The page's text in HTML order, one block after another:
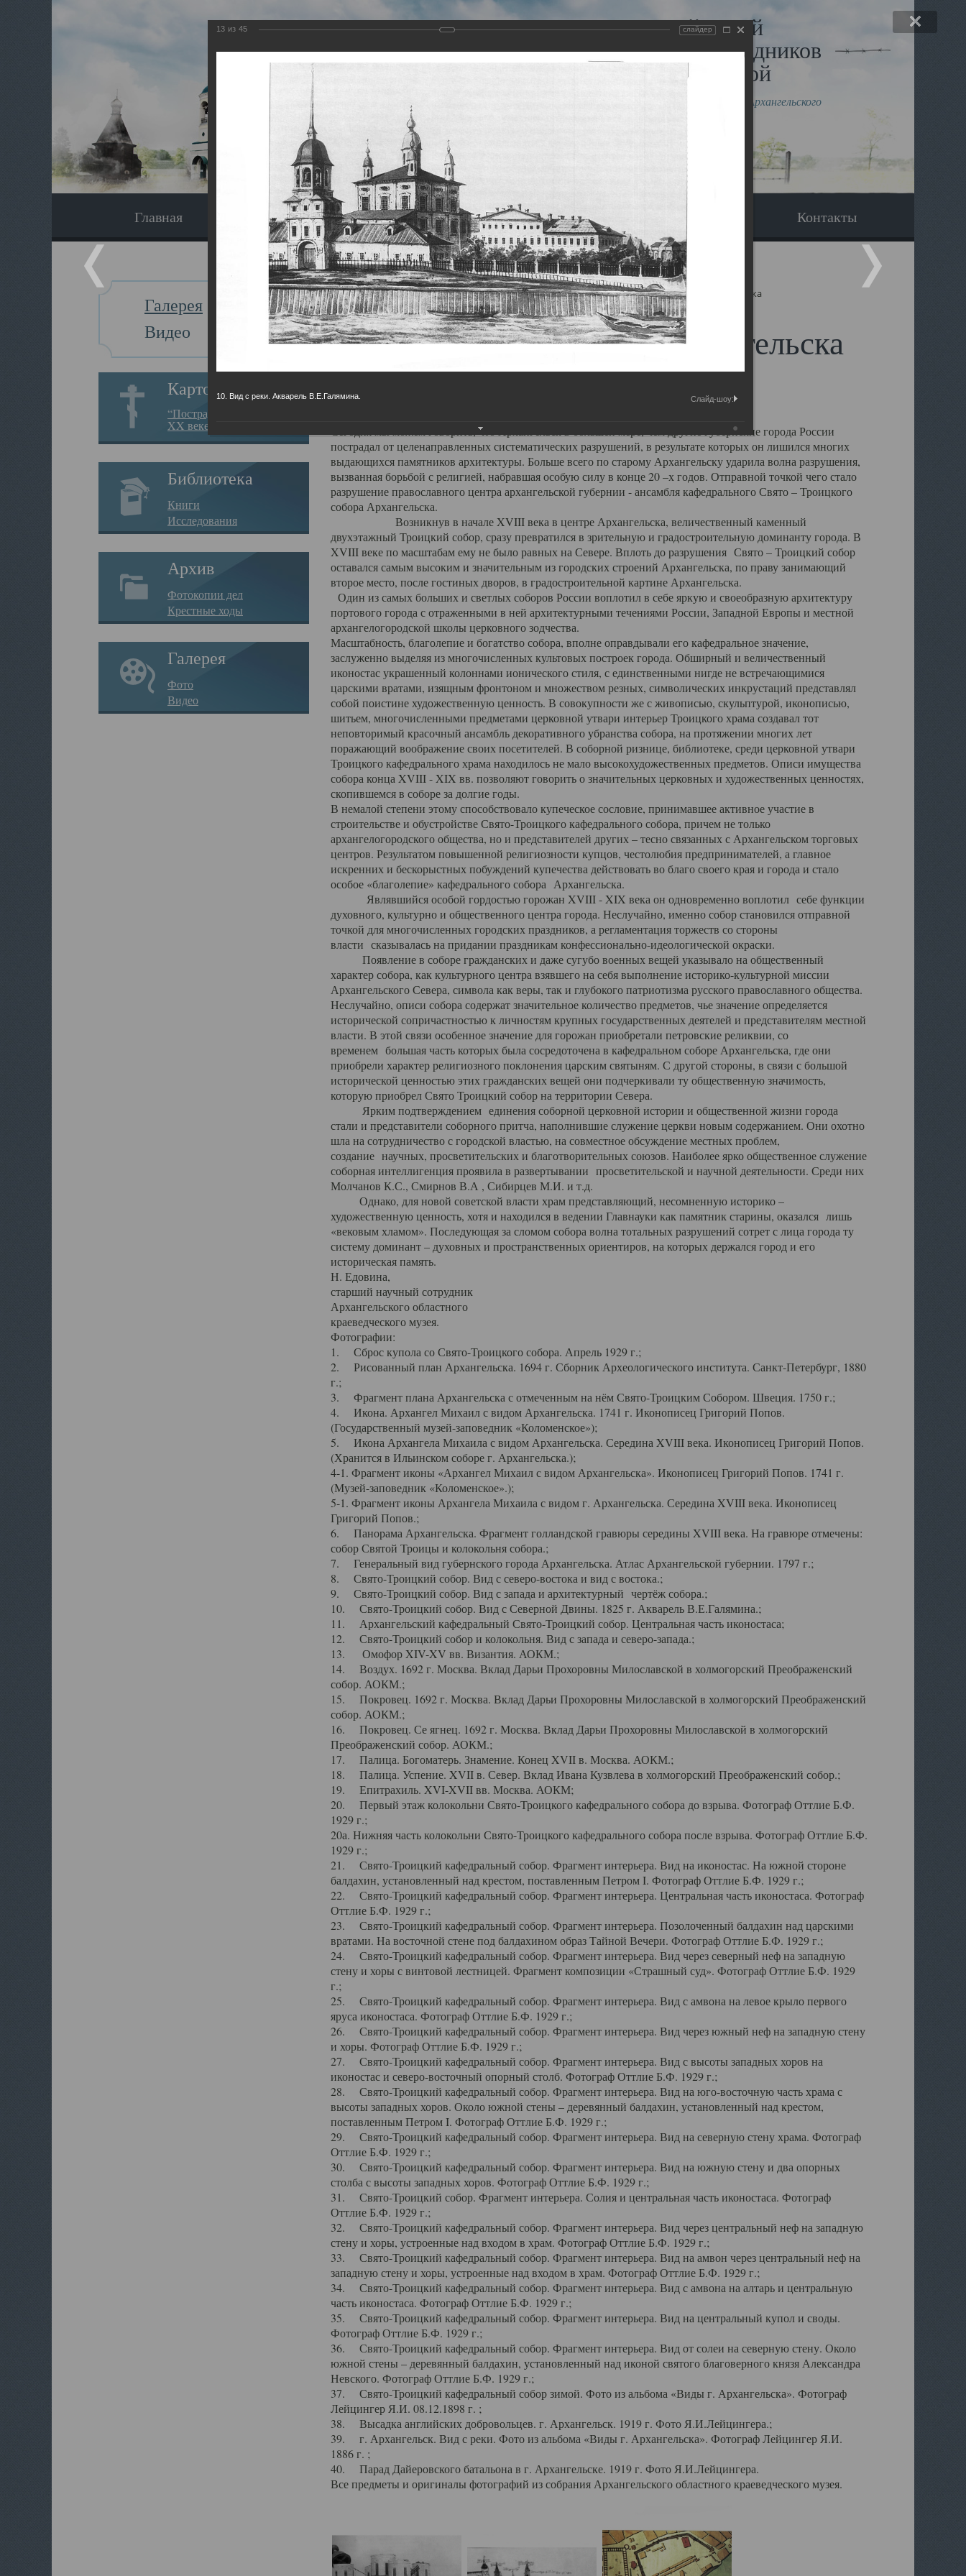
Виртуальный музей
Новомучеников и исповедников
Земли Архангельской
Сайт создан по благословлению митрополита Архангельского
Главная Экскурсия Наследники Галерея Контакты
Галерея
Видео
Картотека
“Пострадавшие за веру в
XX веке на Севере”
Библиотека
Книги
Исследования
Архив
Фотокопии дел
Крестные ходы
Галерея
Фото
Видео
Главная Галерея Храмы-мученики Архангельска Свято-Троицкий собор Архангельска
Свято-Троицкий собор Архангельска
Свято-Троицкий собор Архангельска
Сегодня мы можем говорить, что Архангельск в большей мере, чем другие губернские города России
пострадал от целенаправленных систематических разрушений, в результате которых он лишился многих
выдающихся памятников архитектуры. Больше всего по старому Архангельску ударила волна разрушения,
вызванная борьбой с религией, набравшая особую силу в конце 20 –х годов. Отправной точкой чего стало
разрушение православного центра архангельской губернии - ансамбля кафедрального Свято – Троицкого
собора Архангельска.
Возникнув в начале XVIII века в центре Архангельска, величественный каменный
двухэтажный Троицкий собор, сразу превратился в зрительную и градостроительную доминанту города. В
XVIII веке по масштабам ему не было равных на Севере. Вплоть до разрушения Свято – Троицкий собор
оставался самым высоким и значительным из городских строений Архангельска, по праву занимающий
второе место, после гостиных дворов, в градостроительной картине Архангельска.
Один из самых больших и светлых соборов России воплотил в себе яркую и своеобразную архитектуру
портового города с отраженными в ней архитектурными течениями России, Западной Европы и местной
архангелогородской школы церковного зодчества.
Масштабность, благолепие и богатство собора, вполне оправдывали его кафедральное значение,
заслуженно выделяя из многочисленных культовых построек города. Обширный и величественный
иконостас украшенный колоннами ионического стиля, с единственными нигде не встречающимися
царскими вратами, изящным фронтоном и множеством резных, символических инкрустаций представлял
собой поистине художественную ценность. В совокупности же с живописью, скульптурой, иконописью,
шитьем, многочисленными предметами церковной утвари интерьер Троицкого храма создавал тот
неповторимый красочный ансамбль декоративного убранства собора, на протяжении многих лет
поражающий воображение своих посетителей. В соборной ризнице, библиотеке, среди церковной утвари
Троицкого кафедрального храма находилось не мало высокохудожественных предметов. Описи имущества
собора конца XVIII - XIX вв. позволяют говорить о значительных церковных и художественных ценностях,
скопившемся в соборе за долгие годы.
В немалой степени этому способствовало купеческое сословие, принимавшее активное участие в
строительстве и обустройстве Свято-Троицкого кафедрального собора, причем не только
архангелогородского общества, но и представителей других – тесно связанных с Архангельском торговых
центров. Результатом повышенной религиозности купцов, честолюбия предпринимателей, а главное
искренних и бескорыстных побуждений купечества действовать во благо своего края и города и стало
особое «благолепие» кафедрального собора Архангельска.
Являвшийся особой гордостью горожан XVIII - XIX века он одновременно воплотил себе функции
духовного, культурно и общественного центра города. Неслучайно, именно собор становился отправной
точкой для многочисленных городских праздников, а регламентация торжеств со стороны
власти сказывалась на придании праздникам конфессионально-идеологической окраски.
Появление в соборе гражданских и даже сугубо военных вещей указывало на общественный
характер собора, как культурного центра взявшего на себя выполнение историко-культурной миссии
Архангельского Севера, символа как веры, так и глубокого патриотизма русского православного общества.
Неслучайно, описи собора содержат значительное количество предметов, чье значение определяется
исторической сопричастностью к личностям крупных государственных деятелей и представителям местной
власти. В этой связи особенное значение для горожан приобретали петровские реликвии, со
временем большая часть которых была сосредоточена в кафедральном соборе Архангельска, где они
приобрели характер религиозного поклонения царским святыням. С другой стороны, в связи с большой
исторической ценностью этих гражданских вещей они подчеркивали ту общественную значимость,
которую приобрел Свято Троицкий собор на территории Севера.
Ярким подтверждением единения соборной церковной истории и общественной жизни города
стали и представители соборного притча, наполнившие служение церкви новым содержанием. Они охотно
шла на сотрудничество с городской властью, на совместное обсуждение местных проблем,
создание научных, просветительских и благотворительных союзов. Наиболее ярко общественное служение
соборная интеллигенция проявила в развертывании просветительской и научной деятельности. Среди них
Молчанов К.С., Смирнов В.А , Сибирцев М.И. и т.д.
Однако, для новой советской власти храм представляющий, несомненную историко –
художественную ценность, хотя и находился в ведении Главнауки как памятник старины, оказался лишь
«вековым хламом». Последующая за сломом собора волна тотальных разрушений сотрет с лица города ту
систему доминант – духовных и пространственных ориентиров, на которых держался город и его
историческая память.
Н. Едовина,
старший научный сотрудник
Архангельского областного
краеведческого музея.
Фотографии:
1. Сброс купола со Свято-Троицкого собора. Апрель 1929 г.;
2. Рисованный план Архангельска. 1694 г. Сборник Археологического института. Санкт-Петербург, 1880
г.;
3. Фрагмент плана Архангельска с отмеченным на нём Свято-Троицким Собором. Швеция. 1750 г.;
4. Икона. Архангел Михаил с видом Архангельска. 1741 г. Иконописец Григорий Попов.
(Государственный музей-заповедник «Коломенское»);
5. Икона Архангела Михаила с видом Архангельска. Середина XVIII века. Иконописец Григорий Попов.
(Хранится в Ильинском соборе г. Архангельска.);
4-1. Фрагмент иконы «Архангел Михаил с видом Архангельска». Иконописец Григорий Попов. 1741 г.
(Музей-заповедник «Коломенское».);
5-1. Фрагмент иконы Архангела Михаила с видом г. Архангельска. Середина XVIII века. Иконописец
Григорий Попов.;
6. Панорама Архангельска. Фрагмент голландской гравюры середины XVIII века. На гравюре отмечены:
собор Святой Троицы и колокольня собора.;
7. Генеральный вид губернского города Архангельска. Атлас Архангельской губернии. 1797 г.;
8. Свято-Троицкий собор. Вид с северо-востока и вид с востока.;
9. Свято-Троицкий собор. Вид с запада и архитектурный чертёж собора.;
10. Свято-Троицкий собор. Вид с Северной Двины. 1825 г. Акварель В.Е.Галямина.;
11. Архангельский кафедральный Свято-Троицкий собор. Центральная часть иконостаса;
12. Свято-Троицкий собор и колокольня. Вид с запада и северо-запада.;
13. Омофор XIV-XV вв. Византия. АОКМ.;
14. Воздух. 1692 г. Москва. Вклад Дарьи Прохоровны Милославской в холмогорский Преображенский
собор. АОКМ.;
15. Покровец. 1692 г. Москва. Вклад Дарьи Прохоровны Милославской в холмогорский Преображенский
собор. АОКМ.;
16. Покровец. Се ягнец. 1692 г. Москва. Вклад Дарьи Прохоровны Милославской в холмогорский
Преображенский собор. АОКМ.;
17. Палица. Богоматерь. Знамение. Конец XVII в. Москва. АОКМ.;
18. Палица. Успение. XVII в. Север. Вклад Ивана Кузвлева в холмогорский Преображенский собор.;
19. Епитрахиль. XVI-XVII вв. Москва. АОКМ;
20. Первый этаж колокольни Свято-Троицкого кафедрального собора до взрыва. Фотограф Оттлие Б.Ф.
1929 г.;
20а. Нижняя часть колокольни Свято-Троицкого кафедрального собора после взрыва. Фотограф Оттлие Б.Ф.
1929 г.;
21. Свято-Троицкий кафедральный собор. Фрагмент интерьера. Вид на иконостас. На южной стороне
балдахин, установленный над крестом, поставленным Петром I. Фотограф Оттлие Б.Ф. 1929 г.;
22. Свято-Троицкий кафедральный собор. Фрагмент интерьера. Центральная часть иконостаса. Фотограф
Оттлие Б.Ф. 1929 г.;
23. Свято-Троицкий кафедральный собор. Фрагмент интерьера. Позолоченный балдахин над царскими
вратами. На восточной стене под балдахином образ Тайной Вечери. Фотограф Оттлие Б.Ф. 1929 г.;
24. Свято-Троицкий кафедральный собор. Фрагмент интерьера. Вид через северный неф на западную
стену и хоры с винтовой лестницей. Фрагмент композиции «Страшный суд». Фотограф Оттлие Б.Ф. 1929
г.;
25. Свято-Троицкий кафедральный собор. Фрагмент интерьера. Вид с амвона на левое крыло первого
яруса иконостаса. Фотограф Оттлие Б.Ф. 1929 г.;
26. Свято-Троицкий кафедральный собор. Фрагмент интерьера. Вид через южный неф на западную стену
и хоры. Фотограф Оттлие Б.Ф. 1929 г.;
27. Свято-Троицкий кафедральный собор. Фрагмент интерьера. Вид с высоты западных хоров на
иконостас и северо-восточный опорный столб. Фотограф Оттлие Б.Ф. 1929 г.;
28. Свято-Троицкий кафедральный собор. Фрагмент интерьера. Вид на юго-восточную часть храма с
высоты западных хоров. Около южной стены – деревянный балдахин, установленный над крестом,
поставленным Петром I. Фотограф Оттлие Б.Ф. 1929 г.;
29. Свято-Троицкий кафедральный собор. Фрагмент интерьера. Вид на северную стену храма. Фотограф
Оттлие Б.Ф. 1929 г.;
30. Свято-Троицкий кафедральный собор. Фрагмент интерьера. Вид на южную стену и два опорных
столба с высоты западных хоров. Фотограф Оттлие Б.Ф. 1929 г.;
31. Свято-Троицкий собор. Фрагмент интерьера. Солия и центральная часть иконостаса. Фотограф
Оттлие Б.Ф. 1929 г.;
32. Свято-Троицкий кафедральный собор. Фрагмент интерьера. Вид через центральный неф на западную
стену и хоры, устроенные над входом в храм. Фотограф Оттлие Б.Ф. 1929 г.;
33. Свято-Троицкий кафедральный собор. Фрагмент интерьера. Вид на амвон через центральный неф на
западную стену и хоры, устроенные над входом в храм. Фотограф Оттлие Б.Ф. 1929 г.;
34. Свято-Троицкий кафедральный собор. Фрагмент интерьера. Вид с амвона на алтарь и центральную
часть иконостаса. Фотограф Оттлие Б.Ф. 1929 г.;
35. Свято-Троицкий кафедральный собор. Фрагмент интерьера. Вид на центральный купол и своды.
Фотограф Оттлие Б.Ф. 1929 г.;
36. Свято-Троицкий кафедральный собор. Фрагмент интерьера. Вид от солеи на северную стену. Около
южной стены – деревянный балдахин, установленный над иконой святого благоверного князя Александра
Невского. Фотограф Оттлие Б.Ф. 1929 г.;
37. Свято-Троицкий кафедральный собор зимой. Фото из альбома «Виды г. Архангельска». Фотограф
Лейцингер Я.И. 08.12.1898 г. ;
38. Высадка английских добровольцев. г. Архангельск. 1919 г. Фото Я.И.Лейцингера.;
39. г. Архангельск. Вид с реки. Фото из альбома «Виды г. Архангельска». Фотограф Лейцингер Я.И.
1886 г. ;
40. Парад Дайеровского батальона в г. Архангельске. 1919 г. Фото Я.И.Лейцингера.
Все предметы и оригиналы фотографий из собрания Архангельского областного краеведческого музея.
13 из 45 слайдер
10. Вид с реки. Акварель В.Е.Галямина. Слайд-шоу: